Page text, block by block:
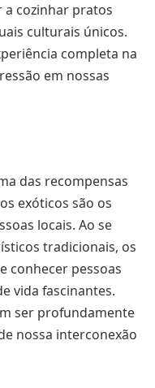
cozinhar pratos
culturais únicos.
completa na
em nossas
das recompensas
exóticos são os
locais. Ao se
tradicionais, os
conhecer pessoas
vida fascinantes.
ser profundamente
nossa interconexão